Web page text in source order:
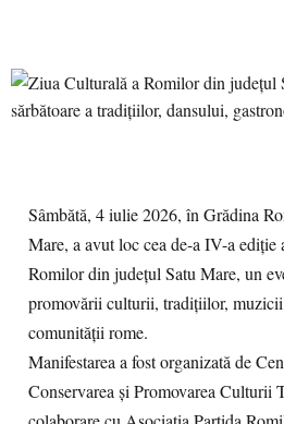
Sâmbătă, 4 iulie 2026, în Grădina
Mare, a avut loc cea de-a IV-a
Romilor din județul Satu Mare, un
promovării culturii, tradițiilor,
comunității rome.
Manifestarea a fost organizată de
Conservarea și Promovarea Culturii